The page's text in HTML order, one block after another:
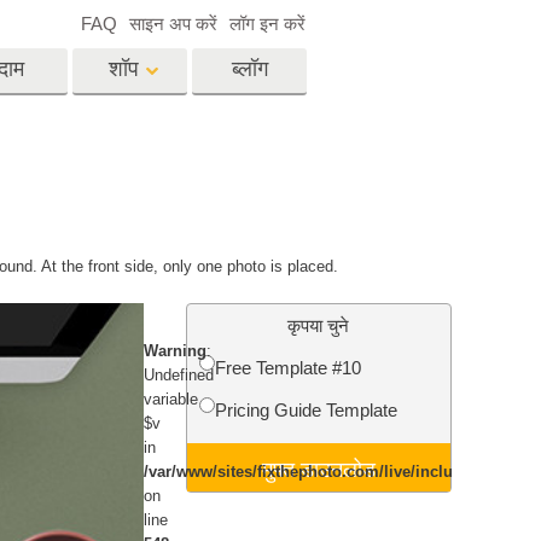
फोटो स्टोर स्टेशन सर्विसेज
शॉप ब्लॉग
FAQ साइन अप करें लॉग इन करें
At the front side, only one photo is placed.
कृपया चुने
Free Template #10
Pricing Guide Template
मुफ्त डाउनलोड
Warning:
Undefined
variable
$v
in
/var/www/sites/fixthephoto.com/live/includes/
on
line